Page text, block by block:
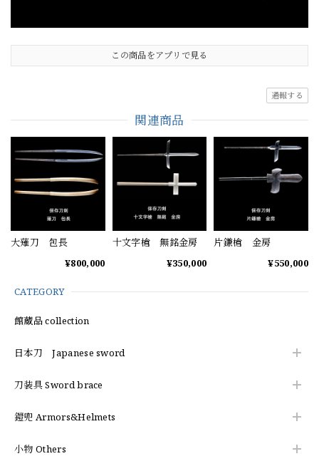
CATEGORY
館蔵品 collection
日本刀 Japanese sword
刀装具 Sword brace
鎧兜 Armors&Helmets
小物 Others
この商品をアプリで見る
通報する
関連商品
大薙刀 包長
¥800,000
十文字槍 無銘金房
¥350,000
片鎌槍 金房
¥550,000